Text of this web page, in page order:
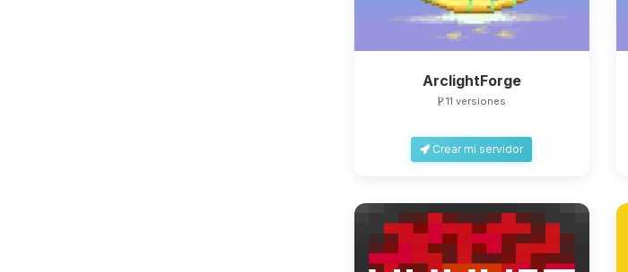
ArclightForge
11 versiones
Crear mi servidor